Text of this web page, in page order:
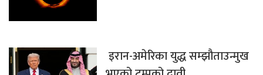
इरान-अमेरिका युद्ध सम्झौताउन्मुख